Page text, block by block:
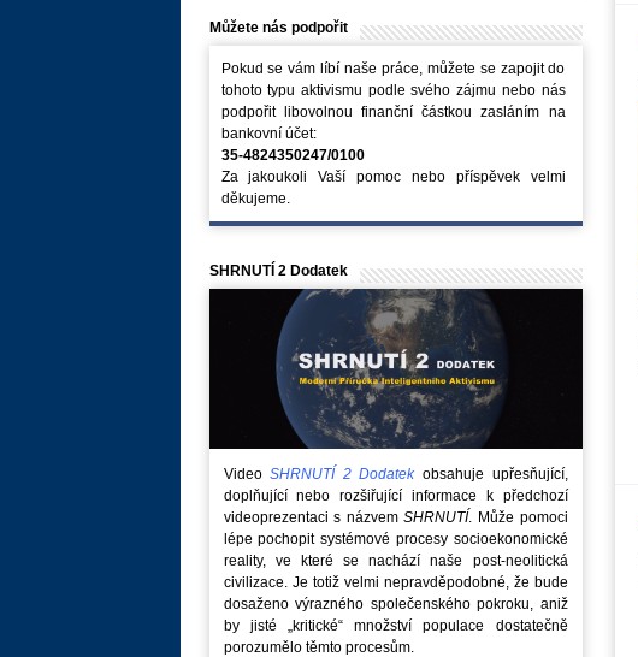
Můžete nás podpořit
Pokud se vám líbí naše práce, můžete se zapojit do
tohoto typu aktivismu podle svého zájmu nebo nás
podpořit libovolnou finanční částkou zasláním na
bankovní účet:
35-4824350247/0100
Za jakoukoli Vaší pomoc nebo příspěvek velmi
děkujeme.
SHRNUTÍ 2 Dodatek
VideoSHRNUTÍ 2 Dodatekobsahuje upřesňující,
doplňující nebo rozšiřující informace k předchozí
videoprezentaci s názvemSHRNUTÍ. Může pomoci
lépe pochopit systémové procesy socioekonomické
reality, ve které se nachází naše post-neolitická
civilizace. Je totiž velmi nepravděpodobné, že bude
dosaženo výrazného společenského pokroku, aniž
by jisté „kritické“ množství populace dostatečně
porozumělo těmto procesům.